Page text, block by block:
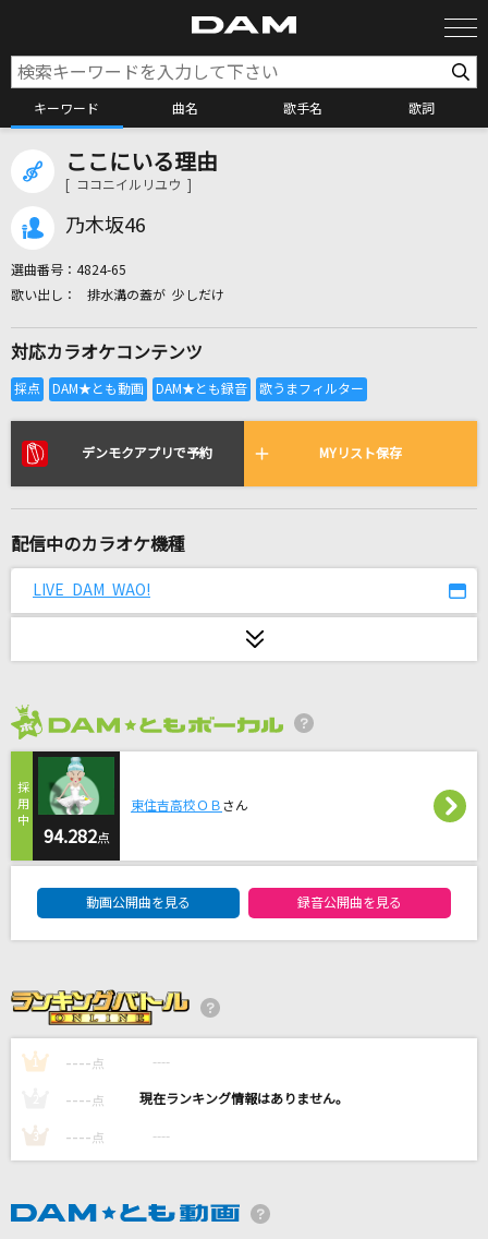
キーワード 曲名 歌手名 歌詞
カラオケ検索
全国りれき
リアルタイムで歌われている曲の一覧
エメラルドシティ
You!Joy!Parade!
アイナ・ジ・エンド
[生音]君に届け
瞳惚れ
Vaundy
[生音]Can't Take My Eyes Off You (Single Ve
rsion) [君の瞳に恋してる]
[生音]いとしのエリー
サザンオールスターズ
高橋洋子
ここにいる理由
[ ココニイルリユウ ]
乃木坂46
選曲番号： 4824-65
排水溝の蓋が 少しだけ
対応カラオケコンテンツ
デンモクアプリで予約 MYリスト保存
配信中のカラオケ機種
LIVE DAM WAO!
94.282点
東住吉高校ＯＢ さん
動画公開曲を見る 録音公開曲を見る
1 ---- 点 ----
---- 点 ----
3 ---- 点 ----